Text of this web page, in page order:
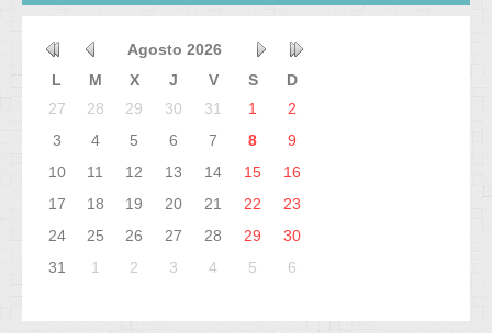
Agosto 2026
L
M X J V S
D
27
28 29 30 31 1
2
3
4 5 6 7 8
9
10
11 12 13 14 15
16
17
18 19 20 21 22
23
24
25 26 27 28 29
30
31
1 2 3 4 5 6